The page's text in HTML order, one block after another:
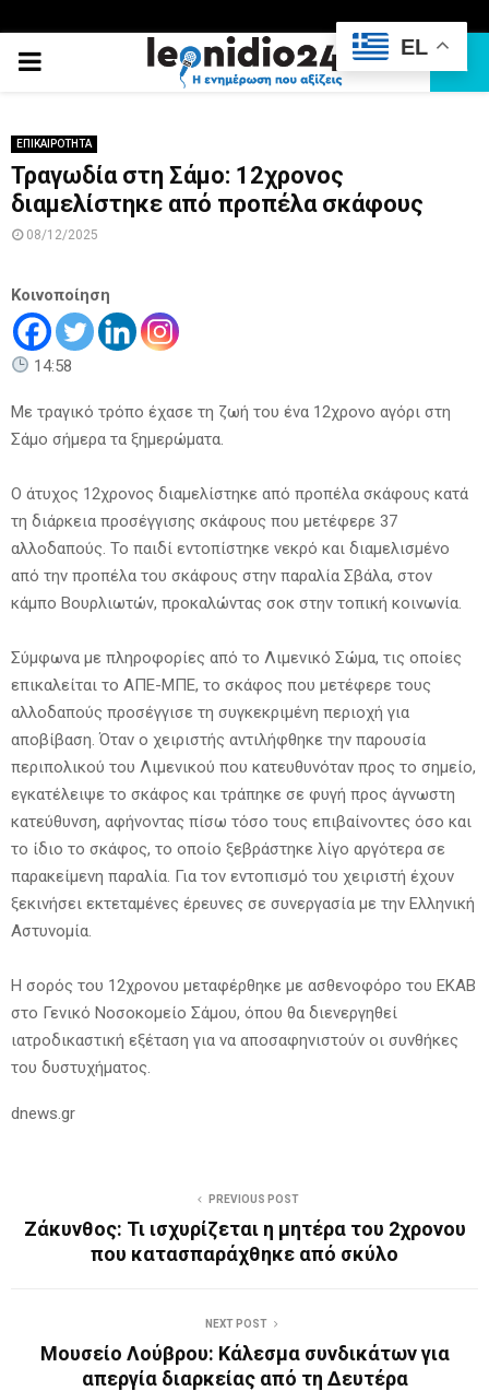
PRIMARY
ΕΠΙΚΑΙΡΟΤΗΤΑ
Τραγωδία στη Σάμο: 12χρονος
διαμελίστηκε από προπέλα σκάφους
08/12/2025
Κοινοποίηση
14:58
Με τραγικό τρόπο έχασε τη ζωή του ένα 12χρονο αγόρι στη
Σάμο σήμερα τα ξημερώματα.
Ο άτυχος 12χρονος διαμελίστηκε από προπέλα σκάφους κατά
τη διάρκεια προσέγγισης σκάφους που μετέφερε 37
αλλοδαπούς. Το παιδί εντοπίστηκε νεκρό και διαμελισμένο
από την προπέλα του σκάφους στην παραλία Σβάλα, στον
κάμπο Βουρλιωτών, προκαλώντας σοκ στην τοπική κοινωνία.
Σύμφωνα με πληροφορίες από το Λιμενικό Σώμα, τις οποίες
επικαλείται το ΑΠΕ-ΜΠΕ, το σκάφος που μετέφερε τους
αλλοδαπούς προσέγγισε τη συγκεκριμένη περιοχή για
αποβίβαση. Όταν ο χειριστής αντιλήφθηκε την παρουσία
περιπολικού του Λιμενικού που κατευθυνόταν προς το σημείο,
εγκατέλειψε το σκάφος και τράπηκε σε φυγή προς άγνωστη
κατεύθυνση, αφήνοντας πίσω τόσο τους επιβαίνοντες όσο και
το ίδιο το σκάφος, το οποίο ξεβράστηκε λίγο αργότερα σε
παρακείμενη παραλία. Για τον εντοπισμό του χειριστή έχουν
ξεκινήσει εκτεταμένες έρευνες σε συνεργασία με την Ελληνική
Αστυνομία.
Η σορός του 12χρονου μεταφέρθηκε με ασθενοφόρο του ΕΚΑΒ
στο Γενικό Νοσοκομείο Σάμου, όπου θα διενεργηθεί
ιατροδικαστική εξέταση για να αποσαφηνιστούν οι συνθήκες
του δυστυχήματος.
dnews.gr
PREVIOUS POST
Ζάκυνθος: Τι ισχυρίζεται η μητέρα του 2χρονου
που κατασπαράχθηκε από σκύλο
NEXT POST
Μουσείο Λούβρου: Κάλεσμα συνδικάτων για
απεργία διαρκείας από τη Δευτέρα
EL